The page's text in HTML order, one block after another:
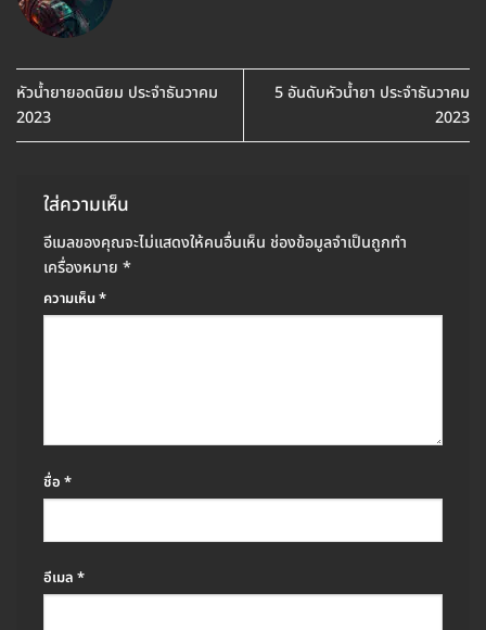
หัวน้ำยายอดนิยม ประจำธันวาคม
2023
5 อันดับหัวน้ำยา ประจำธันวาคม
2023
ใส่ความเห็น
อีเมลของคุณจะไม่แสดงให้คนอื่นเห็น ช่องข้อมูลจำเป็นถูกทำ
เครื่องหมาย *
ความเห็น*
ชื่อ *
อีเมล *